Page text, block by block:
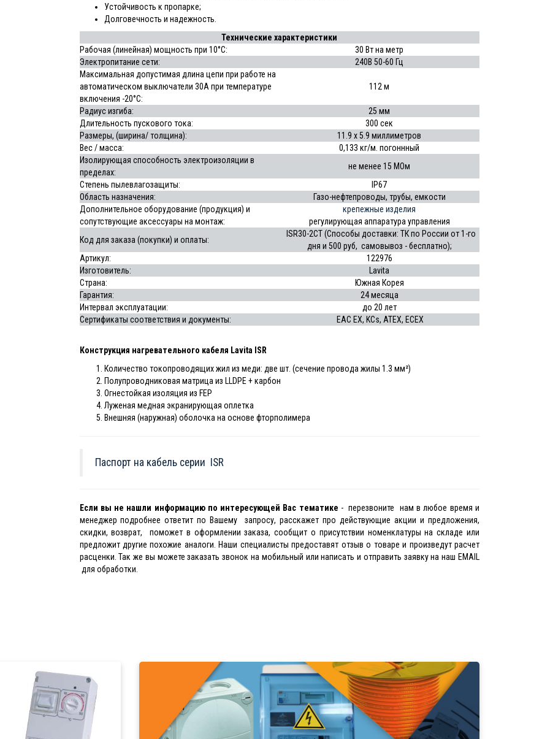
Устойчивость к пропарке;
Долговечность и надежность.
Технические характеристики
Рабочая (линейная) мощность при 10°С:
30 Вт на метр
Электропитание сети:
240В 50-60 Гц
Максимальная допустимая длина цепи при работе на
автоматическом выключатели 30А при температуре
включения -20°С:
112 м
Радиус изгиба:
25 мм
Длительность пускового тока:
300 сек
Размеры, (ширина/ толщина):
11.9 x 5.9 миллиметров
Вес / масса:
0,133 кг/м. погоннный
Изолирующая способность электроизоляции в
пределах:
не менее 15 МОм
Степень пылевлагозащиты:
IP67
Область назначения:
Газо-нефтепроводы, трубы, емкости
Дополнительное оборудование (продукция) и
сопутствующие аксессуары на монтаж:
крепежные изделия
регулирующая аппаратура управления
Код для заказа (покупки) и оплаты:
ISR30-2CT (Способы доставки: ТК по России от 1-го
дня и 500 руб, самовывоз - бесплатно);
Артикул:
122976
Изготовитель:
Lavita
Страна:
Южная Корея
Гарантия:
24 месяца
Интервал эксплуатации:
до 20 лет
Сертификаты соответствия и документы:
EAC EX, KCs, ATEX, ECEX
Конструкция нагревательного кабеля Lavita ISR
Количество токопроводящих жил из меди: две шт. (сечение провода жилы 1.3 мм²)
Полупроводниковая матрица из LLDPE + карбон
Огнестойкая изоляция из FEP
Луженая медная экранирующая оплетка
Внешняя (наружная) оболочка на основе фторполимера
Паспорт на кабель серии ISR
Если вы не нашли информацию по интересующей Вас тематике - перезвоните нам в любое время и
менеджер подробнее ответит по Вашему запросу, расскажет про действующие акции и предложения,
скидки, возврат, поможет в оформлении заказа, сообщит о присутствии номенклатуры на складе или
предложит другие похожие аналоги. Наши специалисты предоставят отзыв о товаре и произведут расчет
расценки. Так же вы можете заказать звонок на мобильный или написать и отправить заявку на наш EMAIL
для обработки.